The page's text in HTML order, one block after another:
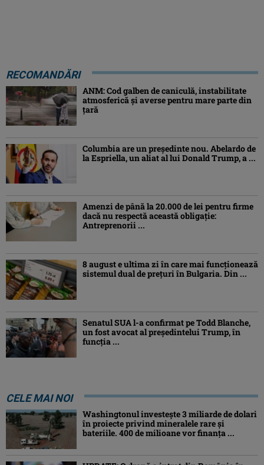
RECOMANDĂRI
ANM: Cod galben de caniculă, instabilitate
atmosferică și averse pentru mare parte din
țară
Columbia are un președinte nou. Abelardo de
la Espriella, un aliat al lui Donald Trump, a ...
Amenzi de până la 20.000 de lei pentru firme
dacă nu respectă această obligație:
Antreprenorii ...
8 august e ultima zi în care mai funcționează
sistemul dual de prețuri în Bulgaria. Din ...
Senatul SUA l-a confirmat pe Todd Blanche,
un fost avocat al președintelui Trump, în
funcția ...
CELE MAI NOI
Washingtonul investește 3 miliarde de dolari
în proiecte privind mineralele rare și
bateriile. 400 de milioane vor finanța ...